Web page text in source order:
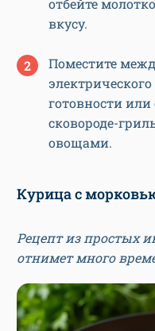
отбейте
вкусу.
Поместите
готовности
сковороде-
овощами.
Курица с
Рецепт из простых
отнимет много